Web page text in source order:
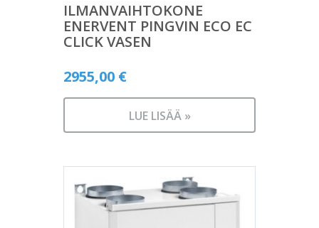
ILMANVAIHTOKONE
ENERVENT PINGVIN ECO EC
CLICK VASEN
2955,00 €
LUE LISÄÄ »